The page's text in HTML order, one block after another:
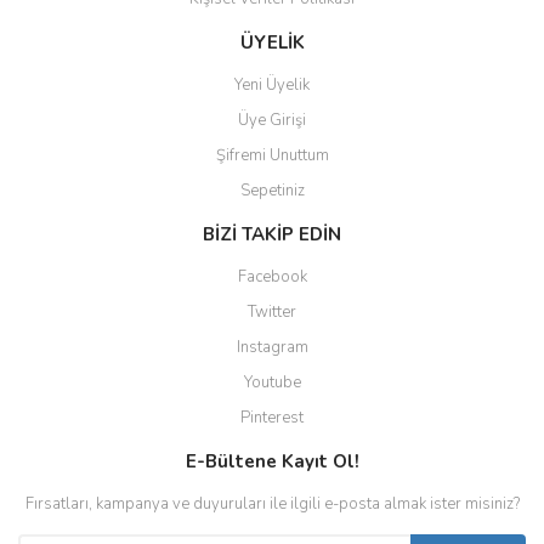
ÜYELİK
Yeni Üyelik
Üye Girişi
Şifremi Unuttum
Sepetiniz
BİZİ TAKİP EDİN
Facebook
Twitter
Instagram
Youtube
Pinterest
E-Bültene Kayıt Ol!
Fırsatları, kampanya ve duyuruları ile ilgili e-posta almak ister misiniz?